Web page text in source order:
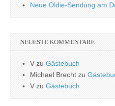
Neue Oldie-Sendung am
NEUESTE KOMMENTARE
V zu Gästebuch
Michael Brecht zu
Vzu Gästebuch